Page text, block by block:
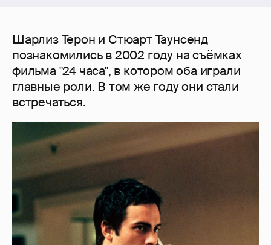
Шарлиз Терон и Стюарт Таунсенд
познакомились в 2002 году на съёмках
фильма "24 часа", в котором оба играли
главные роли. В том же году они стали
встречаться.